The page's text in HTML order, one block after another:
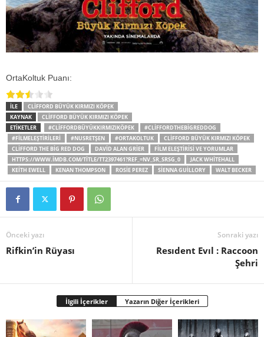
OrtaKoltuk Puanı:
İLE
CLIFFORD BÜYÜK KIRMIZI KÖPEK
KAYNAK
CLIFFORD BÜYÜK KIRMIZI KÖPEK
ETİKETLER
#CLIFFORDBÜYÜKKIRMIZIKÖPEK
#CLIFFORDTHEBIGREDDOG
#FILMELEŞTIRILERI
#NUSRETŞEN #ORTAKOLTUK
CLIFFORD BÜYÜK KIRMIZI KÖPEK
CLIFFORD THE BIG RED DOG
DAVID ALAN GRIER
FILM ELEŞTIRISI VE YORUMLAR
HTTPS://WWW.IMDB.COM/TITLE/TT2397461?REF_=NV_SR_SRSG_0
JACK WHITEHALL
KEITH EWELL
KENAN THOMPSON ROSIE PEREZ SIENNA GUILLORY WALT BECKER
Önceki yazı
Rifkin’in Rüyası
Sonraki yazı
Resıdent Evıl : Raccoon
Şehri
İlgili İçerikler Yazarın Diğer İçerikleri